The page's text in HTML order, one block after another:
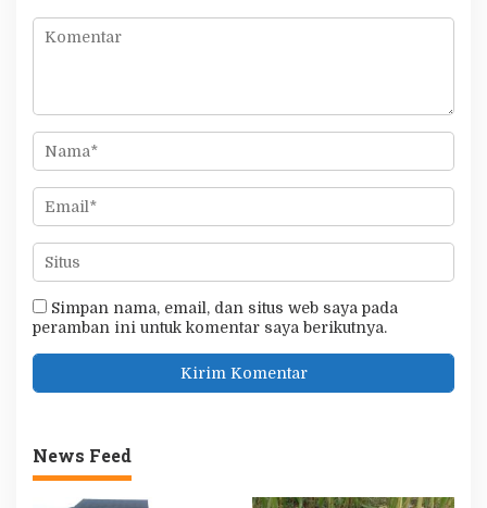
Simpan nama, email, dan situs web saya pada
peramban ini untuk komentar saya berikutnya.
News Feed